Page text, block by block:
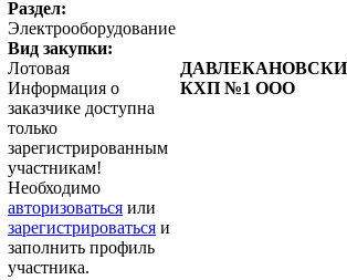
Раздел:
Электрооборудование
Вид закупки:
Лотовая
Информация о
заказчике доступна
только
зарегистрированным
участникам!
Необходимо
авторизоваться или
зарегистрироваться и
заполнить профиль
участника.
КХП №1 ООО